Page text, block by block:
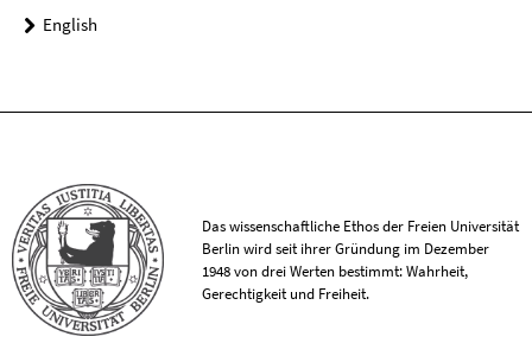
English
Das wissenschaftliche Ethos der Freien Universität
Berlin wird seit ihrer Gründung im Dezember
1948 von drei Werten bestimmt: Wahrheit,
Gerechtigkeit und Freiheit.